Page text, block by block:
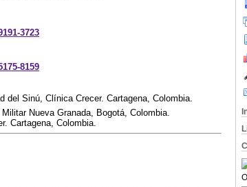
3723
8159
del Sinú, Clínica Crecer. Cartagena, Colombia.
Nueva Granada, Bogotá, Colombia.
Cartagena, Colombia.